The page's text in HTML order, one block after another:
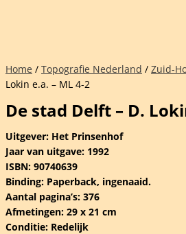
Home / Topografie Nederland / Zuid-
Lokin e.a. – ML 4-2
De stad Delft – D.
Uitgever: Het Prinsenhof
Jaar van uitgave: 1992
ISBN: 90740639
Binding: Paperback, ingenaaid.
Aantal pagina’s: 376
Afmetingen: 29 x 21 cm
Conditie: Redelijk